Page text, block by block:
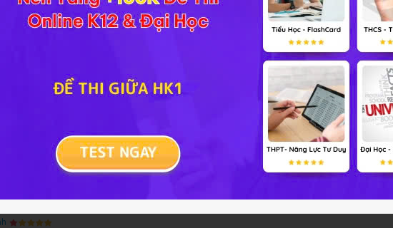
Vi
Giải bài tập Hóa học 9 Bài 39
dược phẩm, thuốc trừ sâu..
công nghiệp và trong phòng thí nghiệm.